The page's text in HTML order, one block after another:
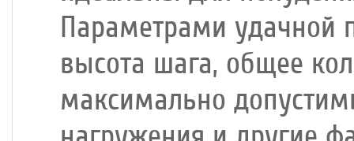
Параметрами удачной
высота шага, общее
максимально